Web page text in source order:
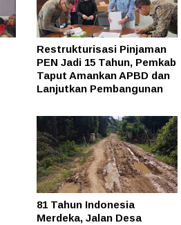
Restrukturisasi Pinjaman
PEN Jadi 15 Tahun, Pemkab
Taput Amankan APBD dan
Lanjutkan Pembangunan
81 Tahun Indonesia
Merdeka, Jalan Desa